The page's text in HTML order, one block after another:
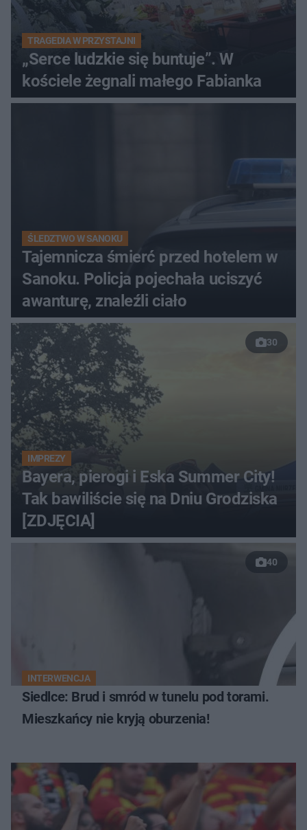
TRAGEDIA W PRZYSTAJNI
„Serce ludzkie się buntuje”. W
kościele żegnali małego Fabianka
ŚLEDZTWO W SANOKU
Tajemnicza śmierć przed hotelem w
Sanoku. Policja pojechała uciszyć
awanturę, znaleźli ciało
30
IMPREZY
Bayera, pierogi i Eska Summer City!
Tak bawiliście się na Dniu Grodziska
[ZDJĘCIA]
40
INTERWENCJA
Siedlce: Brud i smród w tunelu pod torami.
Mieszkańcy nie kryją oburzenia!